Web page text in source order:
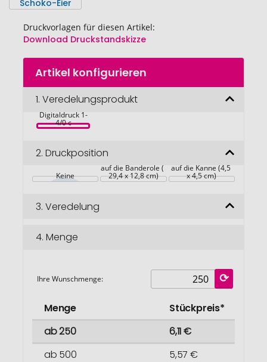
Druckvorlagen für diesen Artikel:
Download Druckstandskizze
Zum
Anfang
Bildgalerie
springen
Artikel konfigurieren
1. Veredelungsprodukt
12 Schoko-Eier,
Digitaldruck 1-
4/0 c
2. Druckposition
Keine
auf die Banderole (
29,4 x 12,8 cm)
auf die Kanne (4,5
x 4,5 cm)
3. Veredelung
4. Menge
Ihre Wunschmenge:
Menge
Stückpreis*
ab 250
6,11 €
ab 500
5,57 €